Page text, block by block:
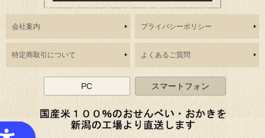
会社案内 プライバシーポリシー
特定商取引について よくあるご質問
PC スマートフォン